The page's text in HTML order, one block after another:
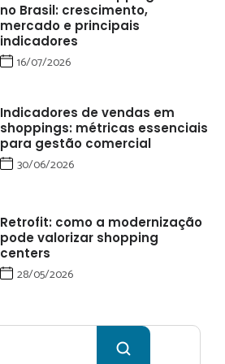
no Brasil: crescimento,
mercado e principais
indicadores
16/07/2026
Indicadores de vendas em
shoppings: métricas essenciais
para gestão comercial
30/06/2026
Retrofit: como a modernização
pode valorizar shopping
centers
28/05/2026